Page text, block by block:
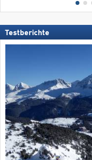
Testberichte